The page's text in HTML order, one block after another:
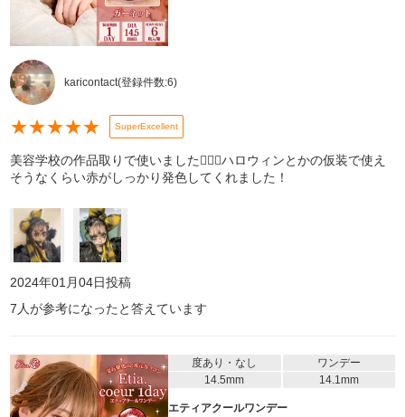
karicontact(登録件数:6)
★★★★★ SuperExcellent
美容学校の作品取りで使いました🙆🏻‍♀️ハロウィンとかの仮装で使え
そうなくらい赤がしっかり発色してくれました！
2024年01月04日投稿
7 人が参考になったと答えています
度あり・なし
ワンデー
14.5mm
14.1mm
エティアクールワンデー